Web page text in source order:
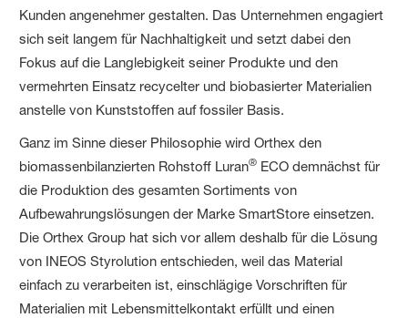
Kunden angenehmer gestalten. Das Unternehmen engagiert
sich seit langem für Nachhaltigkeit und setzt dabei den
Fokus auf die Langlebigkeit seiner Produkte und den
vermehrten Einsatz recycelter und biobasierter Materialien
anstelle von Kunststoffen auf fossiler Basis.
Ganz im Sinne dieser Philosophie wird Orthex den
biomassenbilanzierten Rohstoff Luran® ECO demnächst für
die Produktion des gesamten Sortiments von
Aufbewahrungslösungen der Marke SmartStore einsetzen.
Die Orthex Group hat sich vor allem deshalb für die Lösung
von INEOS Styrolution entschieden, weil das Material
einfach zu verarbeiten ist, einschlägige Vorschriften für
Materialien mit Lebensmittelkontakt erfüllt und einen